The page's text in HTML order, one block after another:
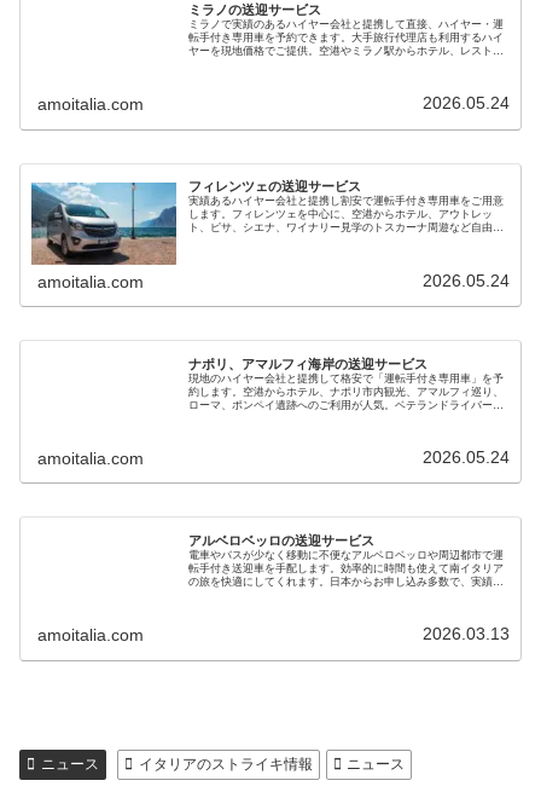
ミラノの送迎サービス
ミラノで実績のあるハイヤー会社と提携して直接、ハイヤー・運
転手付き専用車を予約できます。大手旅行代理店も利用するハイ
ヤーを現地価格でご提供。空港やミラノ駅からホテル、レストラ
amoitalia.com 2026.05.24
フィレンツェの送迎サービス
実績あるハイヤー会社と提携し割安で運転手付き専用車をご用意
します。フィレンツェを中心に、空港からホテル、アウトレッ
ト、ピサ、シエナ、ワイナリー見学のトスカーナ周遊など自由に
amoitalia.com 2026.05.24
ナポリ、アマルフィ海岸の送迎サービス
現地のハイヤー会社と提携して格安で「運転手付き専用車」を予
約します。空港からホテル、ナポリ市内観光、アマルフィ巡り、
ローマ、ポンペイ遺跡へのご利用が人気。ベテランドライバーで
amoitalia.com 2026.05.24
アルベロベッロの送迎サービス
電車やバスが少なく移動に不便なアルベロベッロや周辺都市で運
転手付き送迎車を手配します。効率的に時間も使えて南イタリア
の旅を快適にしてくれます。日本からお申し込み多数で、実績の
amoitalia.com 2026.03.13
ニュース イタリアのストライキ情報 ニュース